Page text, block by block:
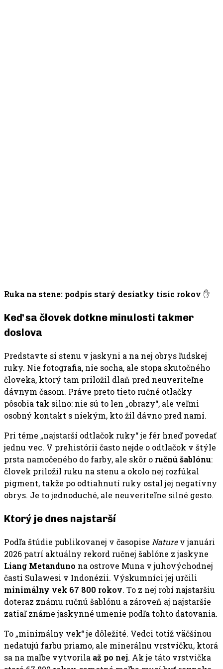
Ruka na stene: podpis starý desiatky tisíc rokov ✋
Keď sa človek dotkne minulosti takmer
doslova
Predstavte si stenu v jaskyni a na nej obrys ľudskej
ruky. Nie fotografia, nie socha, ale stopa skutočného
človeka, ktorý tam priložil dlaň pred neuveriteľne
dávnym časom. Práve preto tieto ručné otlačky
pôsobia tak silno: nie sú to len „obrazy“, ale veľmi
osobný kontakt s niekým, kto žil dávno pred nami.
Pri téme „najstarší odtlačok ruky“ je fér hneď povedať
jednu vec. V prehistórii často nejde o odtlačok v štýle
prsta namočeného do farby, ale skôr o ručnú šablónu:
človek priložil ruku na stenu a okolo nej rozfúkal
pigment, takže po odtiahnutí ruky ostal jej negatívny
obrys. Je to jednoduché, ale neuveriteľne silné gesto.
Ktorý je dnes najstarší
Podľa štúdie publikovanej v časopise Naturev januári
2026 patrí aktuálny rekord ručnej šablóne z jaskyne
Liang Metanduno na ostrove Muna v juhovýchodnej
časti Sulawesi v Indonézii. Výskumníci jej určili
minimálny vek 67 800 rokov. To z nej robí najstaršiu
doteraz známu ručnú šablónu a zároveň aj najstaršie
zatiaľ známe jaskynné umenie podľa tohto datovania.
To „minimálny vek“ je dôležité. Vedci totiž väčšinou
nedatujú farbu priamo, ale minerálnu vrstvičku, ktorá
sa na maľbe vytvorila až po nej. Ak je táto vrstvička